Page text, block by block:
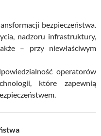
bezpieczeństwa.
nadzoru infrastruktury,
– przy niewłaściwym
operatorów
które zapewnią